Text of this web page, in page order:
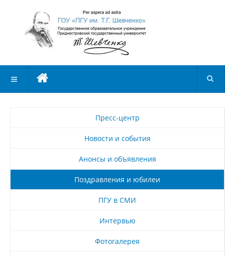
Пресс-центр
Новости и события
Анонсы и объявления
Поздравления и юбилеи
ПГУ в СМИ
Интервью
Фотогалерея